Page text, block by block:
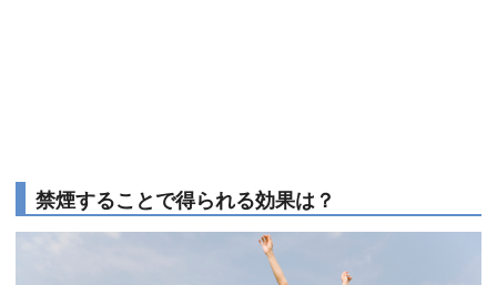
禁煙することで得られる効果は？